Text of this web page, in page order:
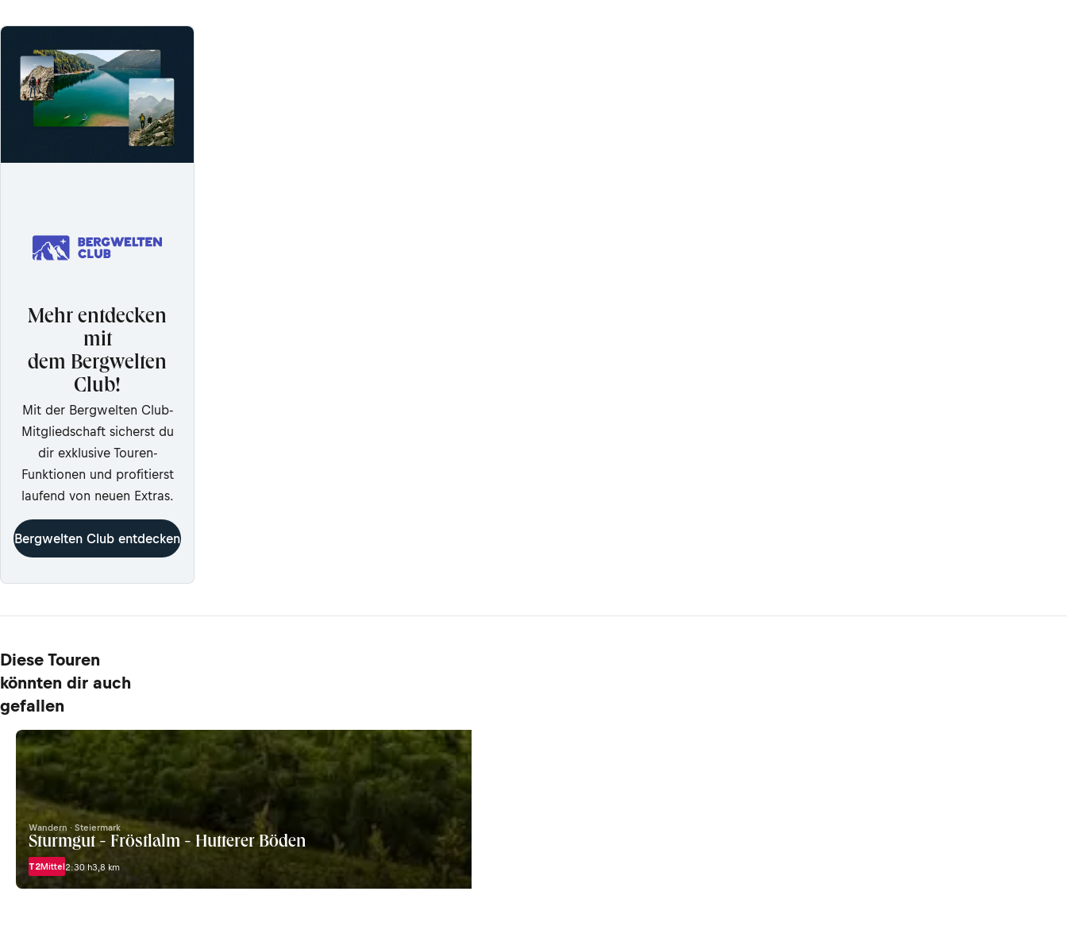
Mehr entdecken
mit
dem Bergwelten
Club!
Mit der Bergwelten Club-
Mitgliedschaft sicherst du
dir exklusive Touren-
Funktionen und profitierst
laufend von neuen Extras.
Bergwelten Club entdecken
Diese Touren
könnten dir auch
gefallen
Wandern · Steiermark
Sturmgut - Fröstlalm - Hutterer Böden
T2Mittel2:30 h3,8 km